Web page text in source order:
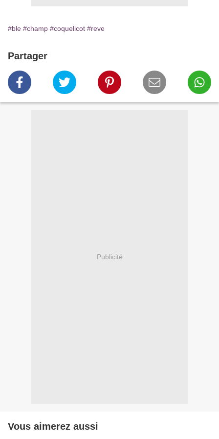
#ble #champ #coquelicot #reve
Partager
Publicité
Vous aimerez aussi